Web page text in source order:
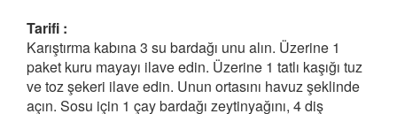
Tarifi :
Karıştırma kabına 3 su bardağı unu alın. Üzerine 1
paket kuru mayayı ilave edin. Üzerine 1 tatlı kaşığı tuz
ve toz şekeri ilave edin. Unun ortasını havuz şeklinde
açın. Sosu için 1 çay bardağı zeytinyağını, 4 diş